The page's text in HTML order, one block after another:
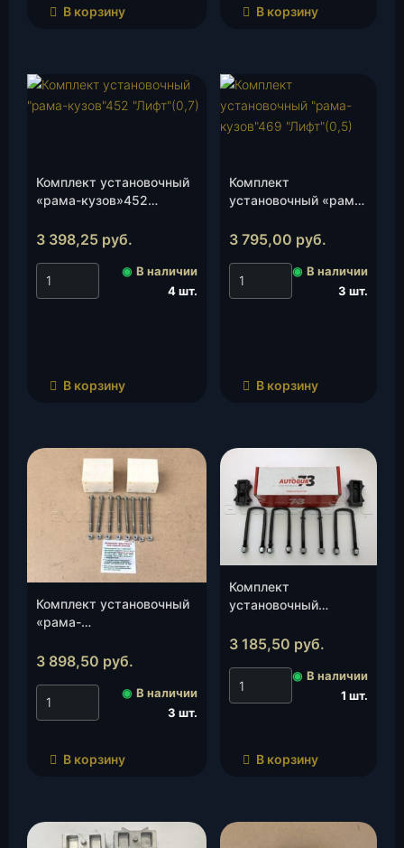
В корзину В корзину
Комплект установочный
«рама-кузов»452
3 398,25 руб.
◉ В наличии
4 шт.
В корзину
Комплект
установочный «рама-
«Лифт»(0,5), к-т.
3 795,00 руб.
◉ В наличии
3 шт.
В корзину
Комплект установочный
«рама-
к-т.
3 898,50 руб.
◉ В наличии
3 шт.
В корзину
Комплект
установочный
Хантер,Патриот 30
3 185,50 руб.
◉ В наличии
1 шт.
В корзину